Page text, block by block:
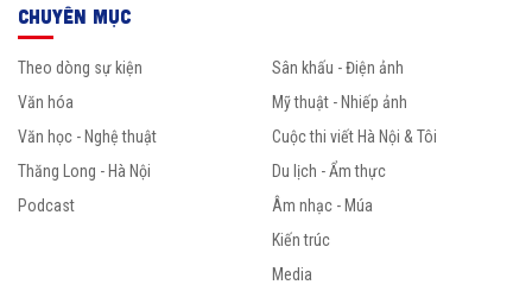
CHUYÊN MỤC
Theo dòng sự kiện
Văn hóa
Văn học - Nghệ thuật
Thăng Long - Hà Nội
Podcast
Sân khấu - Điện ảnh
Mỹ thuật - Nhiếp ảnh
Cuộc thi viết Hà Nội & Tôi
Du lịch - Ẩm thực
Âm nhạc - Múa
Kiến trúc
Media